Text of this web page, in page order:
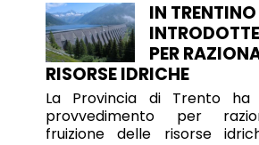
IN TRENTINO
PER
RISORSE IDRICHE
La Provincia di Trento
provvedimento per
fruizione delle risorse